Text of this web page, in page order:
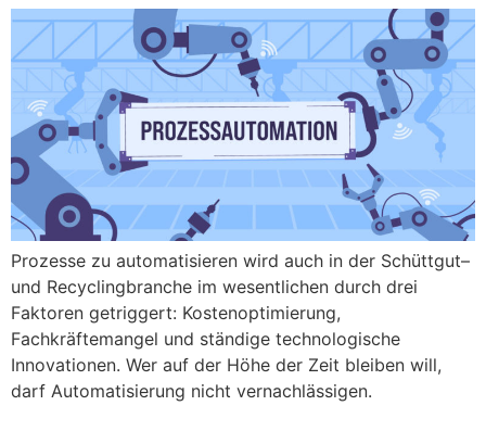
Prozesse zu automatisieren wird auch in der Schüttgut–
und Recyclingbranche im wesentlichen durch drei
Faktoren getriggert: Kostenoptimierung,
Fachkräftemangel und ständige technologische
Innovationen. Wer auf der Höhe der Zeit bleiben will,
darf Automatisierung nicht vernachlässigen.